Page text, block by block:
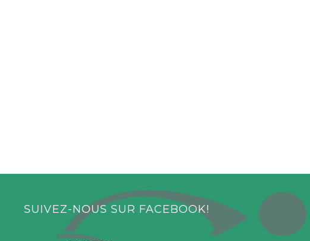
SUIVEZ-NOUS SUR FACEBOOK!